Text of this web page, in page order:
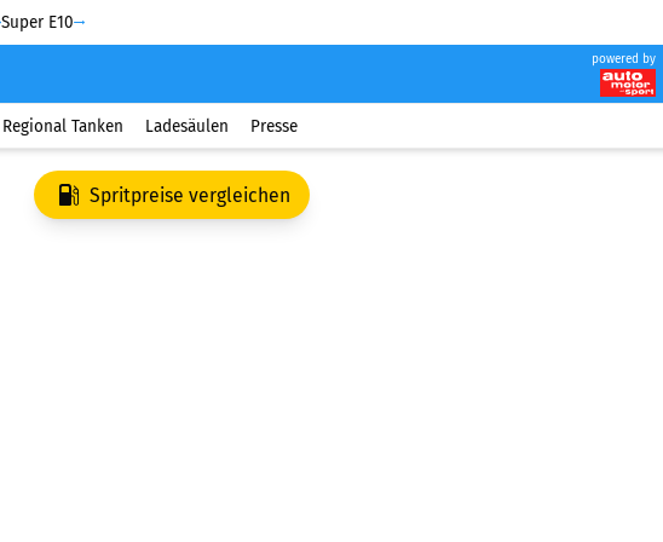
Super E10
powered by
Regional Tanken Ladesäulen Presse
Spritpreise vergleichen